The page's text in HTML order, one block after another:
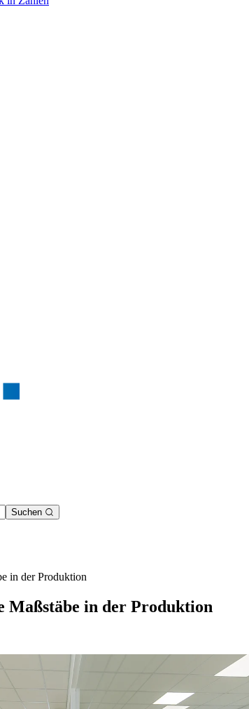
Suchen
in der Produktion
Maßstäbe in der Produktion